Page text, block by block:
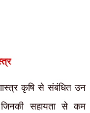
कृषि से संबंधित उन
जिनकी सहायता से कम